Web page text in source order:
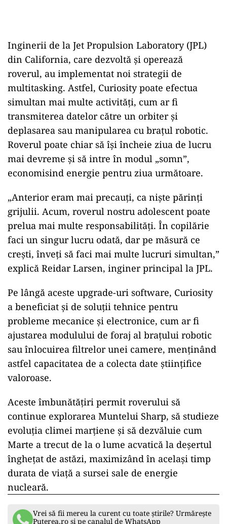
Inginerii de la Jet Propulsion Laboratory (JPL)
din California, care dezvoltă și operează
roverul, au implementat noi strategii de
multitasking. Astfel, Curiosity poate efectua
simultan mai multe activități, cum ar fi
transmiterea datelor către un orbiter și
deplasarea sau manipularea cu brațul robotic.
Roverul poate chiar să își încheie ziua de lucru
mai devreme și să intre în modul „somn”,
economisind energie pentru ziua următoare.
„Anterior eram mai precauți, ca niște părinți
grijulii. Acum, roverul nostru adolescent poate
prelua mai multe responsabilități. În copilărie
faci un singur lucru odată, dar pe măsură ce
crești, înveți să faci mai multe lucruri simultan,”
explică Reidar Larsen, inginer principal la JPL.
Pe lângă aceste upgrade-uri software, Curiosity
a beneficiat și de soluții tehnice pentru
probleme mecanice și electronice, cum ar fi
ajustarea modulului de foraj al brațului robotic
sau înlocuirea filtrelor unei camere, menținând
astfel capacitatea de a colecta date științifice
valoroase.
Aceste îmbunătățiri permit roverului să
continue explorarea Muntelui Sharp, să studieze
evoluția climei marțiene și să dezvăluie cum
Marte a trecut de la o lume acvatică la deșertul
înghețat de astăzi, maximizând în același timp
durata de viață a sursei sale de energie
nucleară.
Vrei să fii mereu la curent cu toate știrile? Urmărește
Puterea.ro și pe canalul de WhatsApp